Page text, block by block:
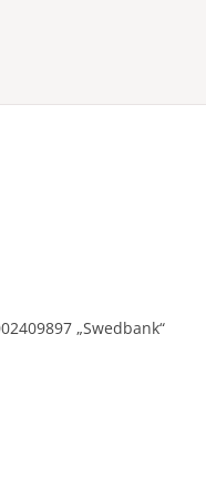
„Swedbank“